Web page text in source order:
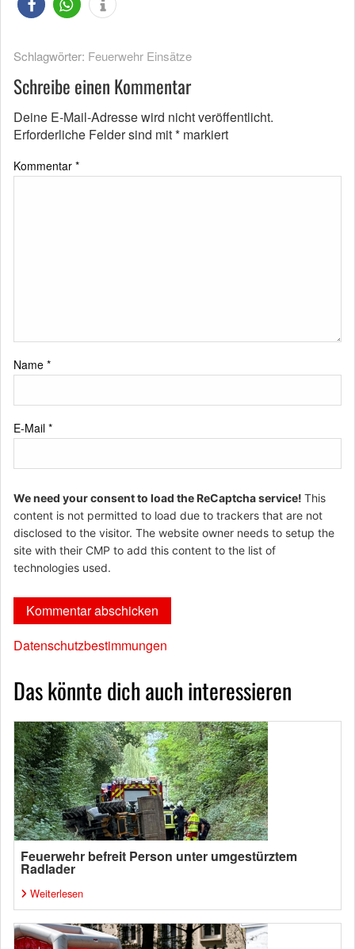
Schlagwörter: Feuerwehr Einsätze
Schreibe einen Kommentar
Deine E-Mail-Adresse wird nicht veröffentlicht.
Erforderliche Felder sind mit* markiert
Kommentar *
Name *
E-Mail *
We need your consent to load the ReCaptcha service! This
content is not permitted to load due to trackers that are not
disclosed to the visitor. The website owner needs to setup the
site with their CMP to add this content to the list of
technologies used.
Datenschutzbestimmungen
Das könnte dich auch interessieren
Feuerwehr befreit Person unter umgestürztem
Radlader
Weiterlesen